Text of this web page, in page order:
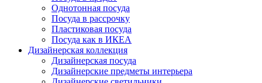
Однотонная посуда
Посуда в рассрочку
Пластиковая посуда
Посуда как в ИКЕА
Дизайнерская коллекция
Дизайнерская посуда
Дизайнерские предметы интерьера